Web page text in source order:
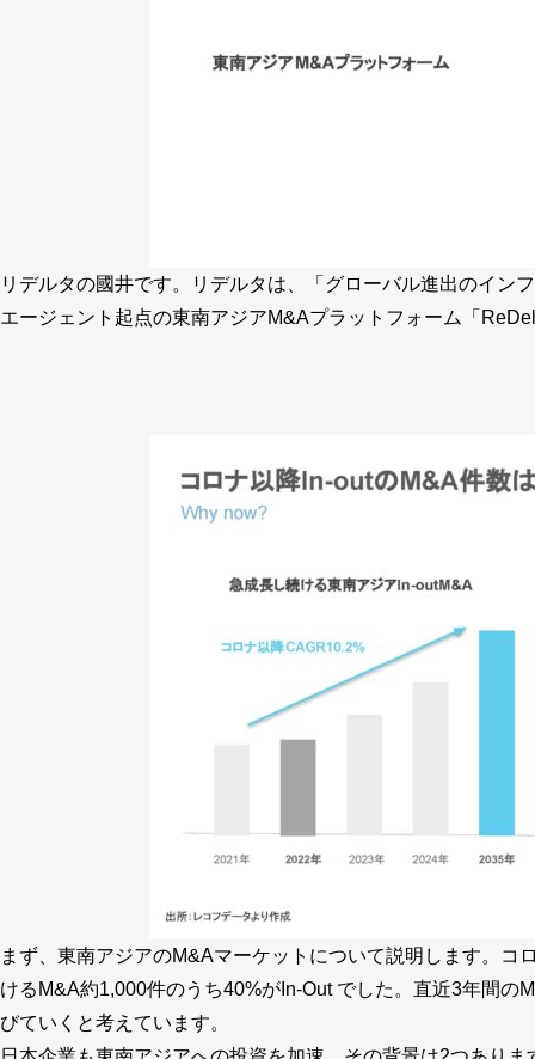
リデルタの國井です。リデルタは、「グローバル進出のイン
エージェント起点の東南アジアM&Aプラットフォーム「
まず、東南アジアのM&Aマーケットについて説明します。
けるM&A約1,000件のうち40%がIn-Out でした。直近3年間
びていくと考えています。